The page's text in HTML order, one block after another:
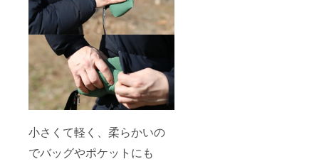
小さくて軽く、柔らかいの
でバッグやポケットにも